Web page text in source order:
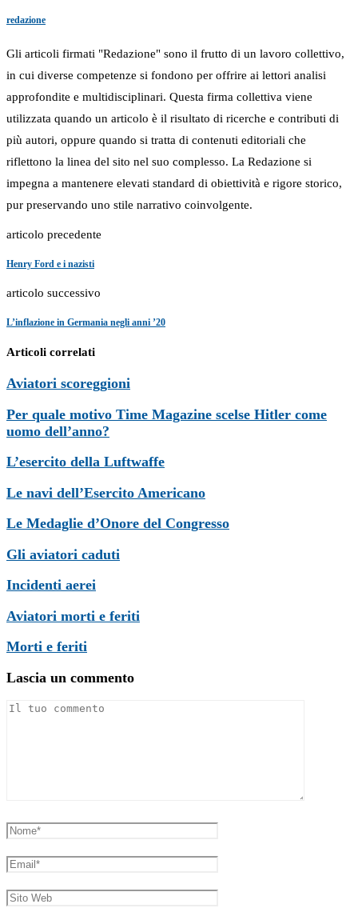
redazione
Gli articoli firmati "Redazione" sono il frutto di un lavoro collettivo,
in cui diverse competenze si fondono per offrire ai lettori analisi
approfondite e multidisciplinari. Questa firma collettiva viene
utilizzata quando un articolo è il risultato di ricerche e contributi di
più autori, oppure quando si tratta di contenuti editoriali che
riflettono la linea del sito nel suo complesso. La Redazione si
impegna a mantenere elevati standard di obiettività e rigore storico,
pur preservando uno stile narrativo coinvolgente.
articolo precedente
Henry Ford e i nazisti
articolo successivo
L’inflazione in Germania negli anni ’20
Articoli correlati
Aviatori scoreggioni
Per quale motivo Time Magazine scelse Hitler come
uomo dell’anno?
L’esercito della Luftwaffe
Le navi dell’Esercito Americano
Le Medaglie d’Onore del Congresso
Gli aviatori caduti
Incidenti aerei
Aviatori morti e feriti
Morti e feriti
Lascia un commento